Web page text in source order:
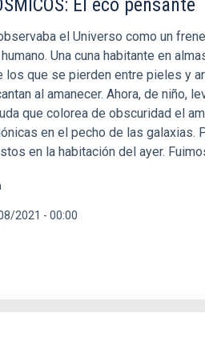
El eco pensante
el Universo como un
Una cuna habitante en
los que se pierden entre pieles y
al amanecer. Ahora, de niño,
que colorea de obscuridad el
en el pecho de las galaxias.
en la habitación del ayer.
2021 - 00:00